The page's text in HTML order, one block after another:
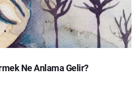
Ne Anlama Gelir?